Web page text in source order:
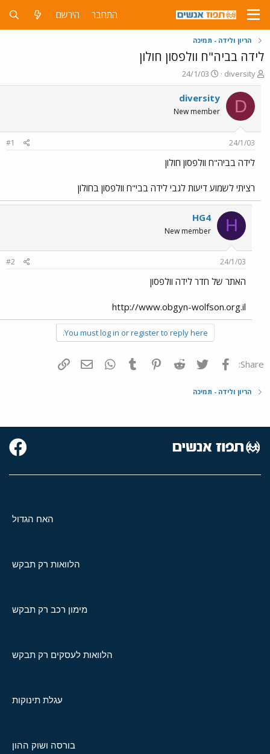
התחבר הירשם
הריון ולידה - תמיכה
לידה בביה"ח וולפסון חולון
פ
ו
ת
ח
ה
ש
א
diversity
פ
ו
ר
ס
ם
ר
24/1/03
D
diversity
New member
24/1/03
#1
לידה בביה"ח וולפסון חולון
רציתי לשמוע דיעות לגבי לידה בבי"ח וולפסון בחולון
H
HG4
New member
24/1/03
#2
האתר של חדר לידה וולפסון
http://www.obgyn-wolfson.org.il
You must log in or register to reply here.
Share: פייסבוק Twitter
Reddit
Pinterest
Tumblr
WhatsAppדואר אלקטרוני
הריון ולידה - תמיכה
האח הגדול
הלוואות רק תבקש
מימון רכב רק תבקש
הלוואות לעסקים רק תבקש
עגלת תינוקות
בורסה ושוק ההון